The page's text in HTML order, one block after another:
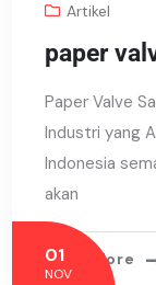
Artikel
paper
Paper Valve
Industri yang
Indonesia
akan
Read More
01
NOV